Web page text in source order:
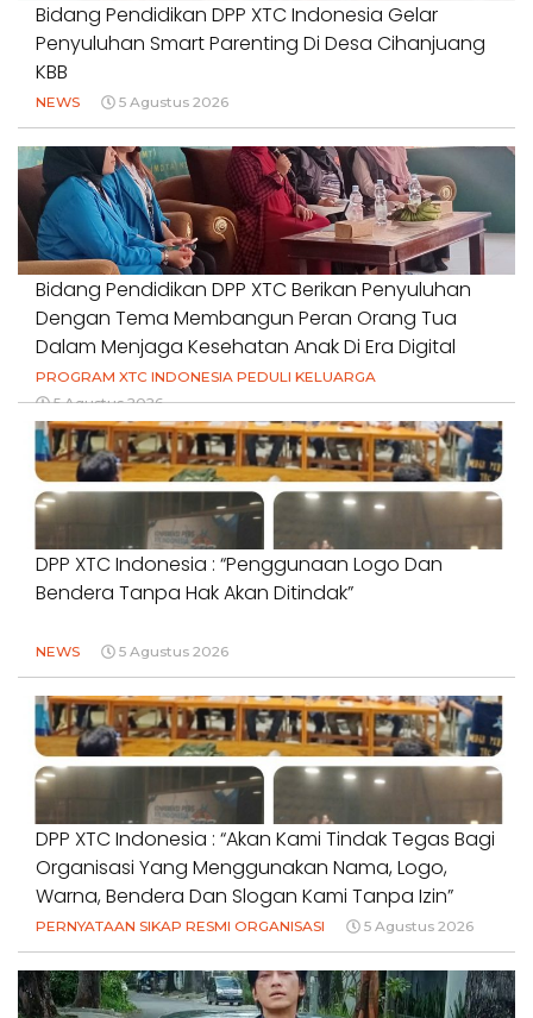
Bidang Pendidikan DPP XTC Indonesia Gelar
Penyuluhan Smart Parenting Di Desa Cihanjuang
KBB
NEWS 5 Agustus 2026
Bidang Pendidikan DPP XTC Berikan Penyuluhan
Dengan Tema Membangun Peran Orang Tua
Dalam Menjaga Kesehatan Anak Di Era Digital
PROGRAM XTC INDONESIA PEDULI KELUARGA
5 Agustus 2026
DPP XTC Indonesia : “Penggunaan Logo Dan
Bendera Tanpa Hak Akan Ditindak”
NEWS 5 Agustus 2026
DPP XTC Indonesia : “Akan Kami Tindak Tegas Bagi
Organisasi Yang Menggunakan Nama, Logo,
Warna, Bendera Dan Slogan Kami Tanpa Izin”
PERNYATAAN SIKAP RESMI ORGANISASI 5 Agustus 2026